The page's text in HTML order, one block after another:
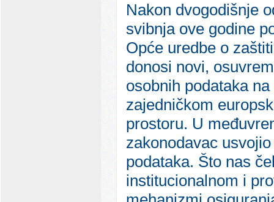
Nakon dvogodišnje
svibnja ove godine
Opće uredbe o
donosi novi,
osobnih podataka
zajedničkom
prostoru. U
zakonodavac
podataka. Što nas
institucionalnom i